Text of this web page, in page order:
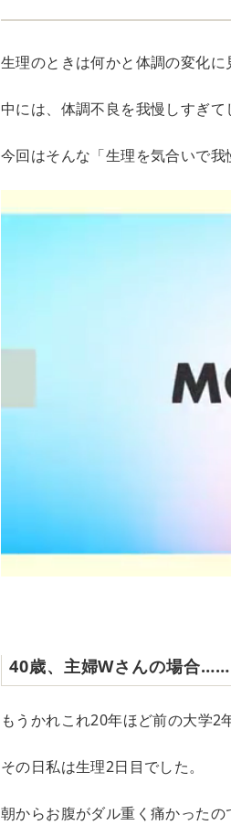
生理のときは何かと体調の変化に
中には、体調不良を我慢しすぎて
今回はそんな「生理を気合いで我
40歳、主婦Wさんの場合……
もうかれこれ20年ほど前の大学2
その日私は生理2日目でした。
朝からお腹がダル重く痛かったの